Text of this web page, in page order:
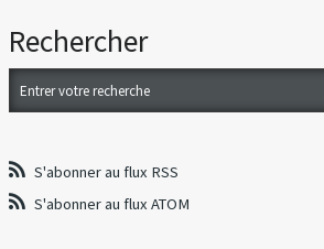
Rechercher
S'abonner au flux RSS
S'abonner au flux ATOM